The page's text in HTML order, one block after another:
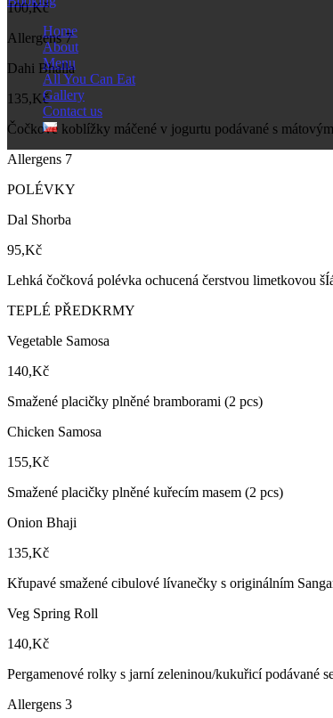
Home
About
Menu
All You Can Eat
Gallery
Contact us
100,Kč
Allergens 7
Dahi Bhalla
135,Kč
Čočkové koblížky máčené v jogurtu podávané s
Allergens 7
POLÉVKY
Dal Shorba
95,Kč
Lehká čočková polévka ochucená čerstvou limetkovou
TEPLÉ PŘEDKRMY
Vegetable Samosa
140,Kč
Smažené placičky plněné bramborami (2 pcs)
Chicken Samosa
155,Kč
Smažené placičky plněné kuřecím masem (2 pcs)
Onion Bhaji
135,Kč
Křupavé smažené cibulové lívanečky s originálním
Veg Spring Roll
140,Kč
Pergamenové rolky s jarní zeleninou/kukuřicí podávané
Allergens 3